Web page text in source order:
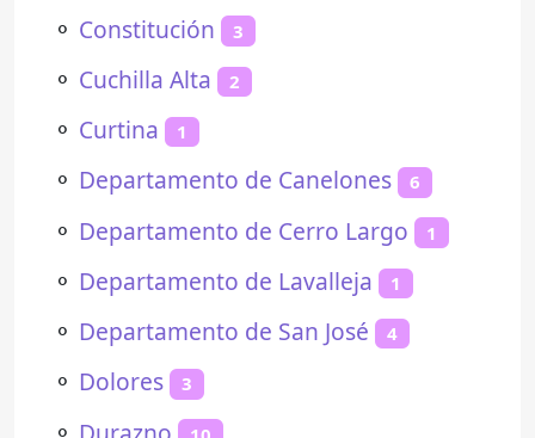
⚬ Constitución 3
⚬ Cuchilla Alta 2
⚬ Curtina 1
⚬ Departamento de Canelones 6
⚬ Departamento de Cerro Largo 1
⚬ Departamento de Lavalleja 1
⚬ Departamento de San José 4
⚬ Dolores 3